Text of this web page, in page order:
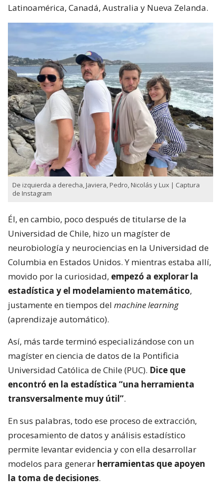
Latinoamérica, Canadá, Australia y Nueva Zelanda.
De izquierda a derecha, Javiera, Pedro, Nicolás y Lux | Captura
de Instagram
Él, en cambio, poco después de titularse de la
Universidad de Chile, hizo un magíster de
neurobiología y neurociencias en la Universidad de
Columbia en Estados Unidos. Y mientras estaba allí,
movido por la curiosidad, empezó a explorar la
estadística y el modelamiento matemático,
justamente en tiempos del machine learning
(aprendizaje automático).
Así, más tarde terminó especializándose con un
magíster en ciencia de datos de la Pontificia
Universidad Católica de Chile (PUC). Dice que
encontró en la estadística “una herramienta
transversalmente muy útil”.
En sus palabras, todo ese proceso de extracción,
procesamiento de datos y análisis estadístico
permite levantar evidencia y con ella desarrollar
modelos para generar herramientas que apoyen
la toma de decisiones.